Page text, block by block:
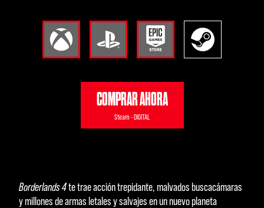
COMPRAR AHORA
Steam - DIGITAL
Borderlands 4te trae acción trepidante, malvados buscacámaras
y millones de armas letales y salvajes en un nuevo planeta